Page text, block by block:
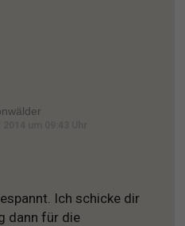
Ich schicke dir
dann für die